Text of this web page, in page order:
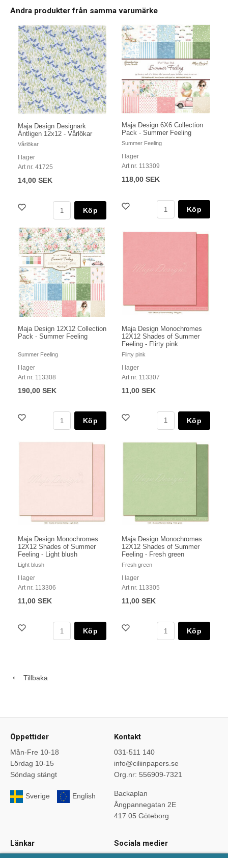
Andra produkter från samma varumärke
Maja Design Designark
Äntligen 12x12 - Vårlökar
Vårlökar
I lager
Art nr. 41725
14,00 SEK
Köp
Maja Design 6X6 Collection
Pack - Summer Feeling
Summer Feeling
I lager
Art nr. 113309
118,00 SEK
Köp
Maja Design 12X12 Collection
Pack - Summer Feeling
Summer Feeling
I lager
Art nr. 113308
190,00 SEK
Köp
Maja Design Monochromes
12X12 Shades of Summer
Feeling - Flirty pink
Flirty pink
I lager
Art nr. 113307
11,00 SEK
Köp
Maja Design Monochromes
12X12 Shades of Summer
Feeling - Light blush
Light blush
I lager
Art nr. 113306
11,00 SEK
Köp
Maja Design Monochromes
12X12 Shades of Summer
Feeling - Fresh green
Fresh green
I lager
Art nr. 113305
11,00 SEK
Köp
Tillbaka
Öppettider
Mån-Fre 10-18
Lördag 10-15
Söndag stängt
Sverige English
Kontakt
031-511 140
info@ciliinpapers.se
Org.nr: 556909-7321
Backaplan
Ångpannegatan 2E
417 05 Göteborg
Länkar Sociala medier